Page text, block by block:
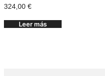
324,00 €
Leer más